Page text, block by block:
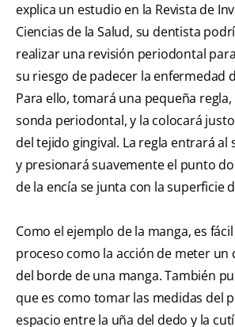
explica un estudio en la Revista de
Ciencias de la Salud, su dentista
realizar una revisión periodontal
su riesgo de padecer la enfermedad
Para ello, tomará una pequeña regla,
sonda periodontal, y la colocará
del tejido gingival. La regla entrará al
y presionará suavemente el punto
de la encía se junta con la superficie
Como el ejemplo de la manga, es
proceso como la acción de meter un
del borde de una manga. También
que es como tomar las medidas del
espacio entre la uña del dedo y la